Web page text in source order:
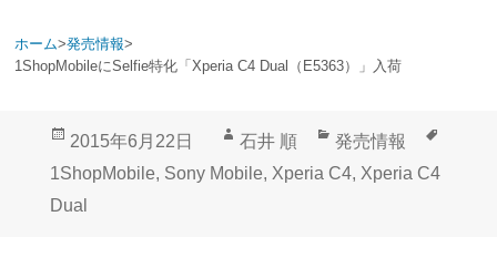
ホーム>発売情報>
1ShopMobileにSelfie特化「Xperia C4 Dual（E5363）」入荷
投
稿
日:
2015年6月22日
作
成
石井 順
カ
テ
発売情報
1ShopMobile, Sony Mobile, Xperia C4, Xperia C4
Dual